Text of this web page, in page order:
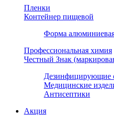
Пленки
Контейнер пищевой
Форма
Профессиональная химия
Честный Знак
Дезинфицирующие
Медицинские
Антисептики
Акция